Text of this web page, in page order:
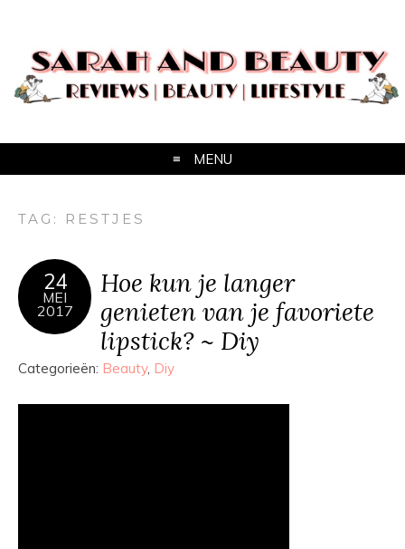
MENU
TAG: RESTJES
24
MEI
2017
Hoe kun je langer
genieten van je favoriete
lipstick? ~ Diy
Categorieën: Beauty, Diy